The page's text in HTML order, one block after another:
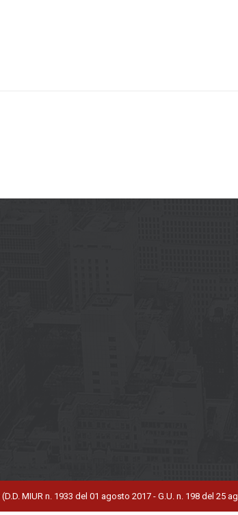
(D.D. MIUR n. 1933 del 01 agosto 2017 - G.U. n. 198 del 25